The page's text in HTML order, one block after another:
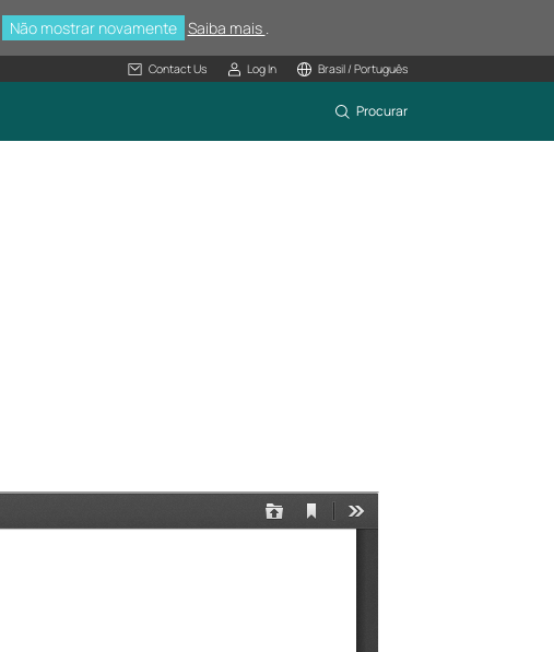
Não mostrar novamente Saiba mais
Contact Us Log In Brasil / Português
Procurar